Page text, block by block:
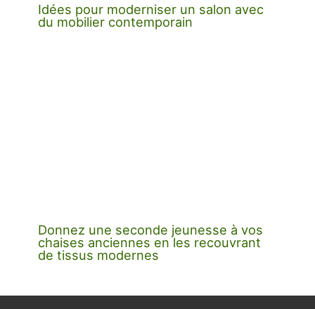
Idées pour moderniser un salon avec
du mobilier contemporain
Donnez une seconde jeunesse à vos
chaises anciennes en les recouvrant
de tissus modernes